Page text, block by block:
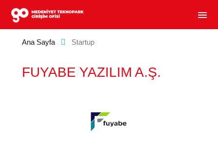
MEDENIYET TEKNOPARK GIRIŞIM OFISI -
menu
Ana Sayfa Startup
FUYABE YAZILIM A.Ş.